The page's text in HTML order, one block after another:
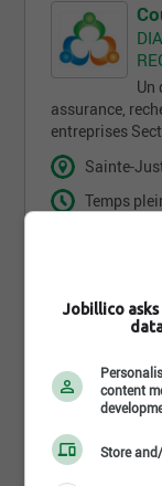
Un
assurance,
entreprises
Sainte-
Temps
Jobillico
content
Store